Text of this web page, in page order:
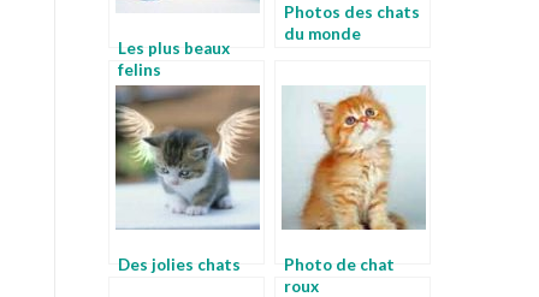
Les plus beaux
felins
Photos des chats
du monde
Des jolies chats
Photo de chat
roux